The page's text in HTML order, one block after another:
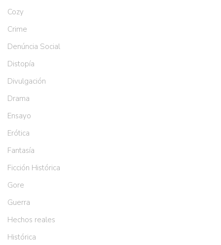
Cozy
Crime
Denúncia Social
Distopía
Divulgación
Drama
Ensayo
Erótica
Fantasía
Ficción Histórica
Gore
Guerra
Hechos reales
Histórica